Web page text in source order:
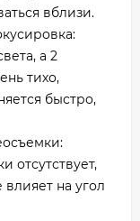
вблизи.
а 2
тихо,
быстро,
отсутствует,
на угол